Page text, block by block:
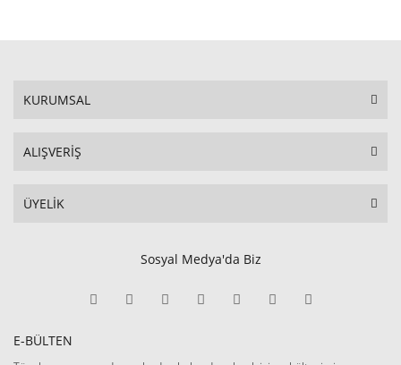
KURUMSAL
ALIŞVERİŞ
ÜYELİK
Sosyal Medya'da Biz
E-BÜLTEN